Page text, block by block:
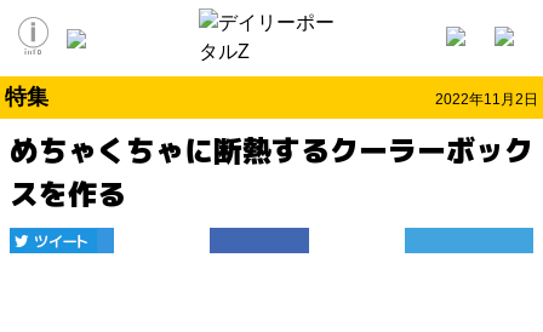
特集 2022年11月2日
めちゃくちゃに断熱するクーラーボック
スを作る